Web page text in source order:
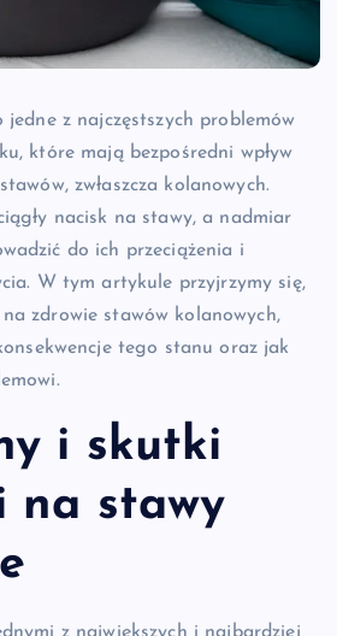
jedne z najczęstszych problemów
które mają bezpośredni wpływ
zwłaszcza kolanowych.
nacisk na stawy, a nadmiar
do ich przeciążenia i
W tym artykule przyjrzymy się,
zdrowie stawów kolanowych,
tego stanu oraz jak
i skutki
na stawy
z największych i najbardziej